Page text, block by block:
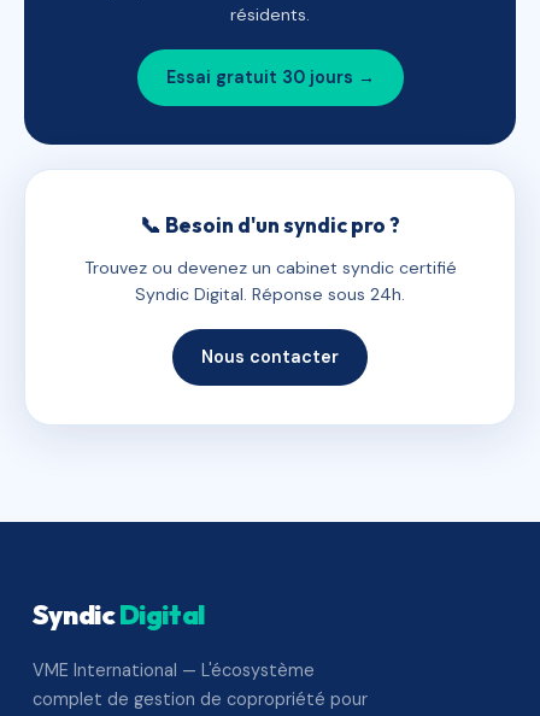
résidents.
Essai gratuit 30 jours →
📞 Besoin d'un syndic pro ?
Trouvez ou devenez un cabinet syndic certifié
Syndic Digital. Réponse sous 24h.
Nous contacter
SyndicDigital
VME International — L'écosystème
complet de gestion de copropriété pour